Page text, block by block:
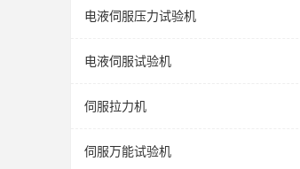
电液伺服压力试验机
电液伺服试验机
伺服拉力机
伺服万能试验机